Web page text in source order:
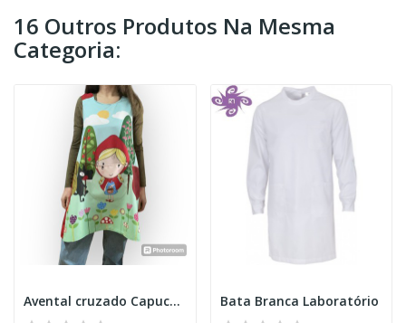
16 Outros Produtos Na Mesma
Categoria:
Avental cruzado Capuchinho vermelho Bata Branca Laboratório